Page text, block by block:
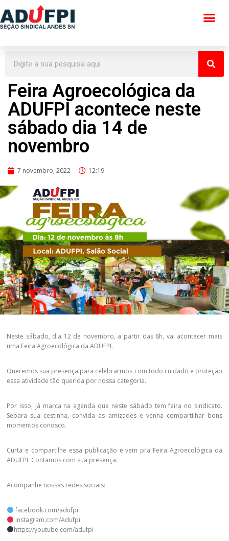
Pular
conteúdo
Feira Agroecológica da
ADUFPI acontece neste
sábado dia 14 de
novembro
7 novembro, 2022 12:19
Neste sábado, dia 12 de novembro, a partir das 8h, vai acontecer mais
uma Feira Agroecológica da ADUFPI.
Queremos sua presença para celebrarmos com todo cuidado e proteção
essa atividade tão querida por nossa categoria.
Por isso, já marca na agenda que neste sábado tem feira no sindicato.
Separa sua cestinha, convida as amizades e venha compartilhar bons
momentos conosco.
Curta e compartilhe essa publicação e vem pra Feira Agroecológica da
ADUFPI. Contamos com sua presença.
Acompanhe nossas redes sociais:
facebook.com/adufpi
instagram.com/Adufpi
https://youtube.com/adufpi